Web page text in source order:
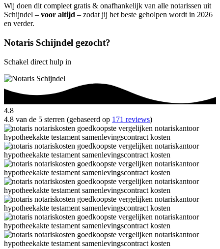
Wij doen dit compleet gratis & onafhankelijk van alle notarissen uit
Schijndel – voor altijd – zodat jij het beste geholpen wordt in 2026
en verder.
Notaris Schijndel gezocht?
Schakel direct hulp in
4.8
4.8 van de 5 sterren (gebaseerd op 171 reviews)